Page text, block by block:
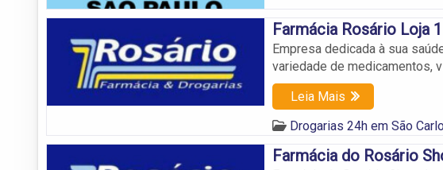
Farmácia Rosário Loja 1
Empresa dedicada à sua
variedade de medicamentos,
Leia Mais
Drogarias 24h em São
Farmácia do Rosário